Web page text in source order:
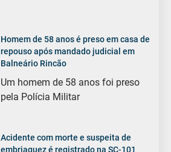
Homem de 58 anos é preso em casa de
repouso após mandado judicial em
Balneário Rincão
Um homem de 58 anos foi preso
pela Polícia Militar
Acidente com morte e suspeita de
embriaguez é registrado na SC-101